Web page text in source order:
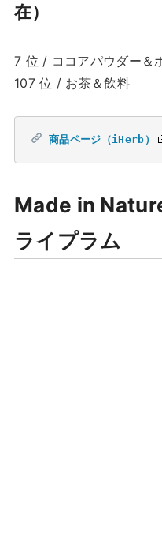
在）
7 位 / ココアパウダー＆
107 位 / お茶＆飲料
商品ページ（iHerb）
Made in
ライプラム